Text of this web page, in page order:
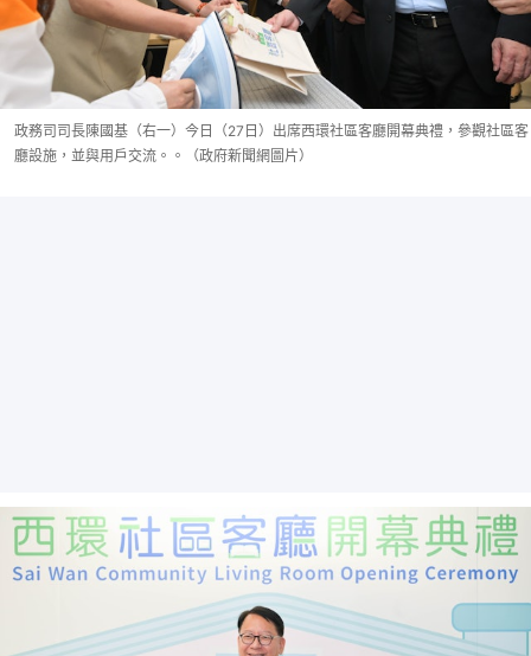
政務司司長陳國基（右一）今日（27日）出席西環社區客廳開幕典禮，參觀社區客
廳設施，並與用戶交流。。（政府新聞網圖片）